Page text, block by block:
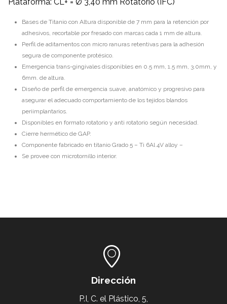
Bases de Titanio con Altura disponible de 7 mm para la retención por
adhesivos, recortable por fresado con marcas cada 1 mm de altura.
Perfil de aditamentos con micro ranuras retentivas para la adhesión
segura de componente protésico.
Emergencia trans-gingivales disponibles en 0.5 mm, 1.5 mm, 3.0mm, y
6mm. de altura.
Diseño de perfil de emergencia suave, anatómico y progresivo para
asegurar el adecuado comportamiento de los tejidos blandos
periimplantarios.
Disponibles en formato rotatorio y anti rotatorio según necesidad.
Cierre hermético de GAP.
Componente fabricado en titanio Grado 5 – Ti 6Al 4V alloy –
Se provee con microtornillo interior.
Dirección
P.I, C. el Plástico, 5,